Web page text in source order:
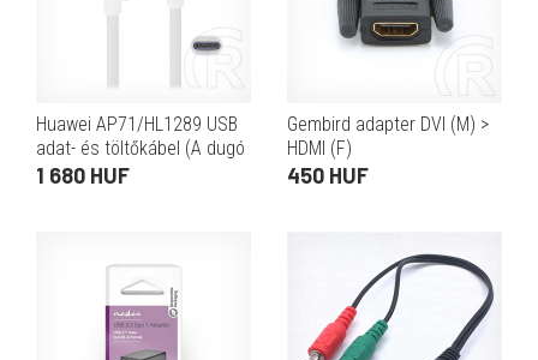
Huawei AP71/HL1289 USB
adat- és töltőkábel (A dugó
/ C dugó, 5A, 1 m, fehér,
1 680 HUF
Gembird adapter DVI (M) >
HDMI (F)
450 HUF